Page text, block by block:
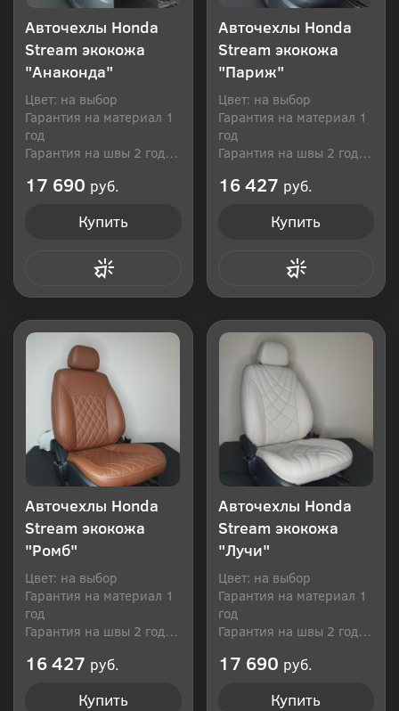
Авточехлы Honda
Stream экокожа
"Анаконда"
Цвет: на выбор
Гарантия на материал 1
год
Гарантия на швы 2 года
17 690 руб.
Купить
Авточехлы Honda
Stream экокожа
"Париж"
Цвет: на выбор
Гарантия на материал 1
год
Гарантия на швы 2 года
16 427 руб.
Купить
Авточехлы Honda
Stream экокожа
"Ромб"
Цвет: на выбор
Гарантия на материал 1
год
Гарантия на швы 2 года
16 427 руб.
Купить
Авточехлы Honda
Stream экокожа
"Лучи"
Цвет: на выбор
Гарантия на материал 1
год
Гарантия на швы 2 года
17 690 руб.
Купить